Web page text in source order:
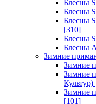
Блесны
Блесны
Блесны
[310]
Блесны
Блесны
Зимние
Зимние
Зимние
Культур)
Зимние
[101]